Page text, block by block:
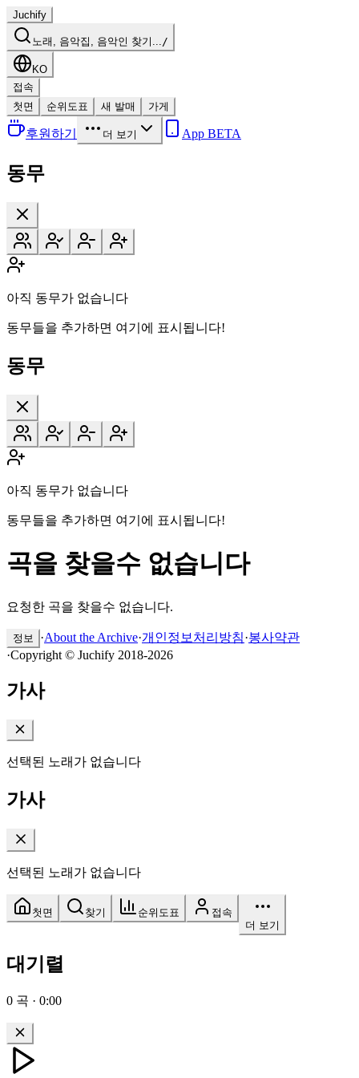
Juchify
노래, 음악집, 음악인 찾기.../
KO
접속
첫면
순위도표 새 발매 가게
후원하기 더 보기 App BETA
동무
아직 동무가 없습니다
동무들을 추가하면 여기에 표시됩니다!
동무
아직 동무가 없습니다
동무들을 추가하면 여기에 표시됩니다!
곡을 찾을수 없습니다
요청한 곡을 찾을수 없습니다.
정보 ·About the Archive·개인정보처리방침·봉사약관
·Copyright © Juchify 2018-2026
가사
선택된 노래가 없습니다
가사
선택된 노래가 없습니다
첫면 찾기 순위도표
접속
더 보기
대기렬
0 곡 · 0:00